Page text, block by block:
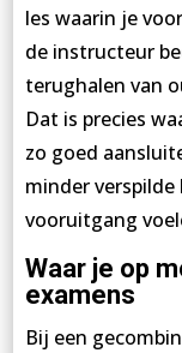
les waarin je
de instructeur
terughalen van
Dat is precies
zo goed
minder
vooruitgang
Waar je op
examens
Bij een